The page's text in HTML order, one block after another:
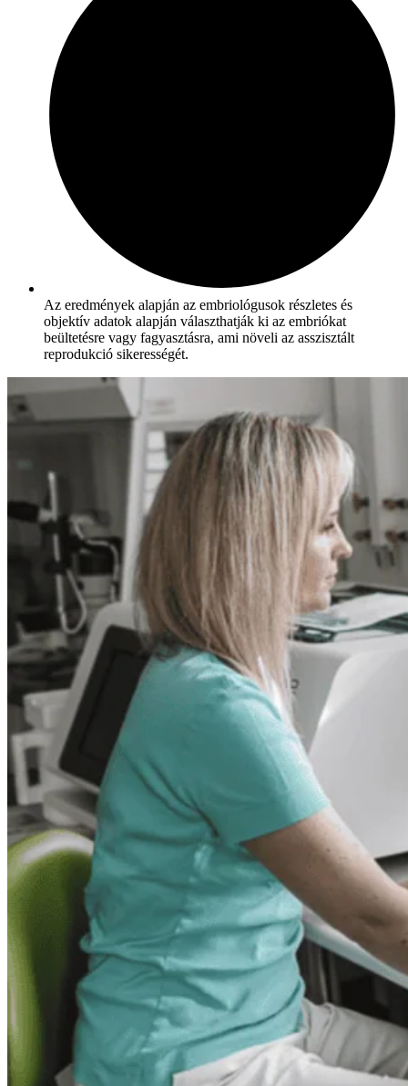
Az eredmények alapján az embriológusok részletes és
objektív adatok alapján választhatják ki az embriókat
beültetésre vagy fagyasztásra, ami növeli az asszisztált
reprodukció sikerességét.